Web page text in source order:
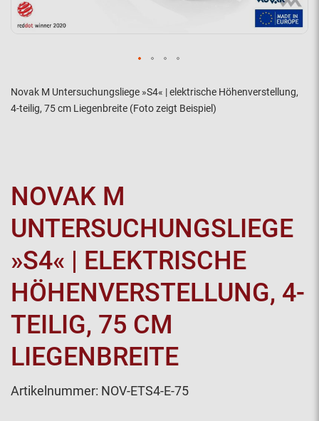
Novak M Untersuchungsliege »S4« | elektrische Höhenverstellung,
4-teilig, 75 cm Liegenbreite (Foto zeigt Beispiel)
NOVAK M
UNTERSUCHUNGSLIEGE
»S4« | ELEKTRISCHE
HÖHENVERSTELLUNG, 4-
TEILIG, 75 CM
LIEGENBREITE
Artikelnummer: NOV-ETS4-E-75